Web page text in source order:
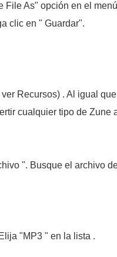
As" opción en el
clic en " Guardar".
Recursos) . Al igual
cualquier tipo de Zune
". Busque el archivo
"MP3 " en la lista .